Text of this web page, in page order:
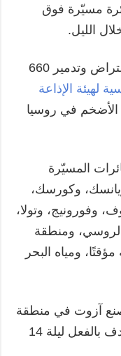
ما لا يقل عن 47 طائرة مسيّرة فوق
الليل.
أعلنت وزارة الدفاع الروسية عن اعتراض وتدمير 660
لهيئة الإذاعة
الأضخم في روسيا
المسيّرة
وكورسك،
وفورونيج، وتولا،
الروسي، ومنطقة
ومياه البحر
آزوت في منطقة
تولا التابعة للاتحاد الروسي قد استُهدف بالفعل ليلة 14